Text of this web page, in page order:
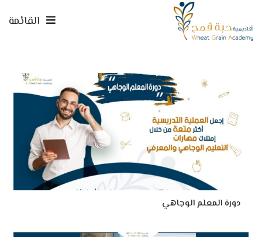
القائمة
دورة المعلم الوجاهي